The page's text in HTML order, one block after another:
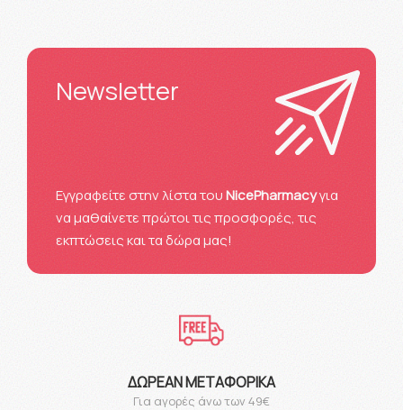
Newsletter
Eγγραφείτε στην λίστα τουNicePharmacyγια
να μαθαίνετε πρώτοι τις προσφορές, τις
εκπτώσεις και τα δώρα μας!
ΔΩΡΕΆΝ ΜΕΤΑΦΟΡΙΚΆ
Για αγορές άνω των 49€